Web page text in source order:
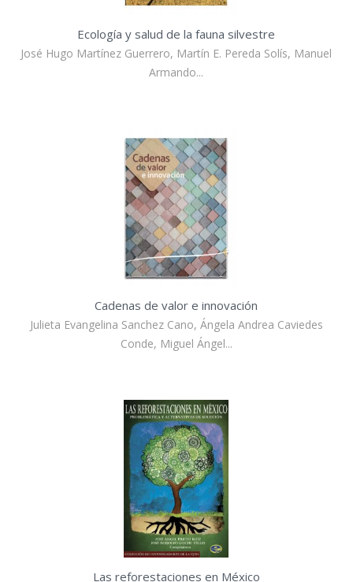
Ecología y salud de la fauna silvestre
José Hugo Martínez Guerrero, Martín E. Pereda Solís, Manuel
Armando...
Cadenas de valor e innovación
Julieta Evangelina Sanchez Cano, Ángela Andrea Caviedes
Conde, Miguel Ángel...
Las reforestaciones en México